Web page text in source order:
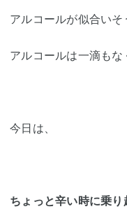
アルコールが似合い
アルコールは一滴も
今日は、
ちょっと辛い時に乗